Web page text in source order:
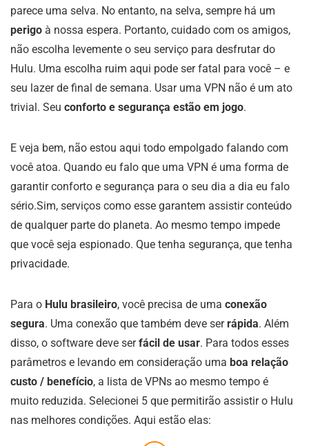
parece uma selva. No entanto, na selva, sempre há um
perigo à nossa espera. Portanto, cuidado com os amigos,
não escolha levemente o seu serviço para desfrutar do
Hulu. Uma escolha ruim aqui pode ser fatal para você – e
seu lazer de final de semana. Usar uma VPN não é um ato
trivial. Seu conforto e segurança estão em jogo.
E veja bem, não estou aqui todo empolgado falando com
você atoa. Quando eu falo que uma VPN é uma forma de
garantir conforto e segurança para o seu dia a dia eu falo
sério.Sim, serviços como esse garantem assistir conteúdo
de qualquer parte do planeta. Ao mesmo tempo impede
que você seja espionado. Que tenha segurança, que tenha
privacidade.
Para o Hulu brasileiro, você precisa de uma conexão
segura. Uma conexão que também deve serrápida. Além
disso, o software deve serfácil de usar. Para todos esses
parâmetros e levando em consideração uma boa relação
custo / benefício, a lista de VPNs ao mesmo tempo é
muito reduzida. Selecionei 5 que permitirão assistir o Hulu
nas melhores condições. Aqui estão elas: